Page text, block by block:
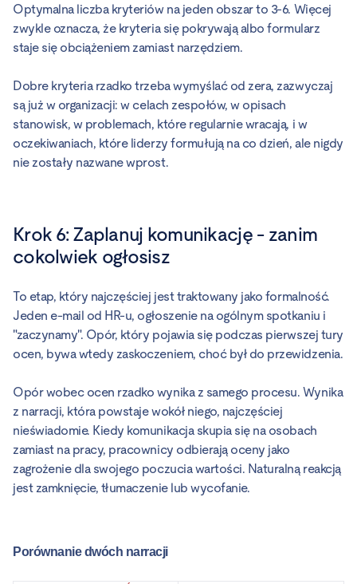
Optymalna liczba kryteriów na jeden obszar to 3-6. Więcej
zwykle oznacza, że kryteria się pokrywają albo formularz
staje się obciążeniem zamiast narzędziem.
Dobre kryteria rzadko trzeba wymyślać od zera, zazwyczaj
są już w organizacji: w celach zespołów, w opisach
stanowisk, w problemach, które regularnie wracają, i w
oczekiwaniach, które liderzy formułują na co dzień, ale nigdy
nie zostały nazwane wprost.
Krok 6: Zaplanuj komunikację - zanim
cokolwiek ogłosisz
To etap, który najczęściej jest traktowany jako formalność.
Jeden e-mail od HR-u, ogłoszenie na ogólnym spotkaniu i
"zaczynamy". Opór, który pojawia się podczas pierwszej tury
ocen, bywa wtedy zaskoczeniem, choć był do przewidzenia.
Opór wobec ocen rzadko wynika z samego procesu. Wynika
z narracji, która powstaje wokół niego, najczęściej
nieświadomie. Kiedy komunikacja skupia się na osobach
zamiast na pracy, pracownicy odbierają oceny jako
zagrożenie dla swojego poczucia wartości. Naturalną reakcją
jest zamknięcie, tłumaczenie lub wycofanie.
Porównanie dwóch narracji